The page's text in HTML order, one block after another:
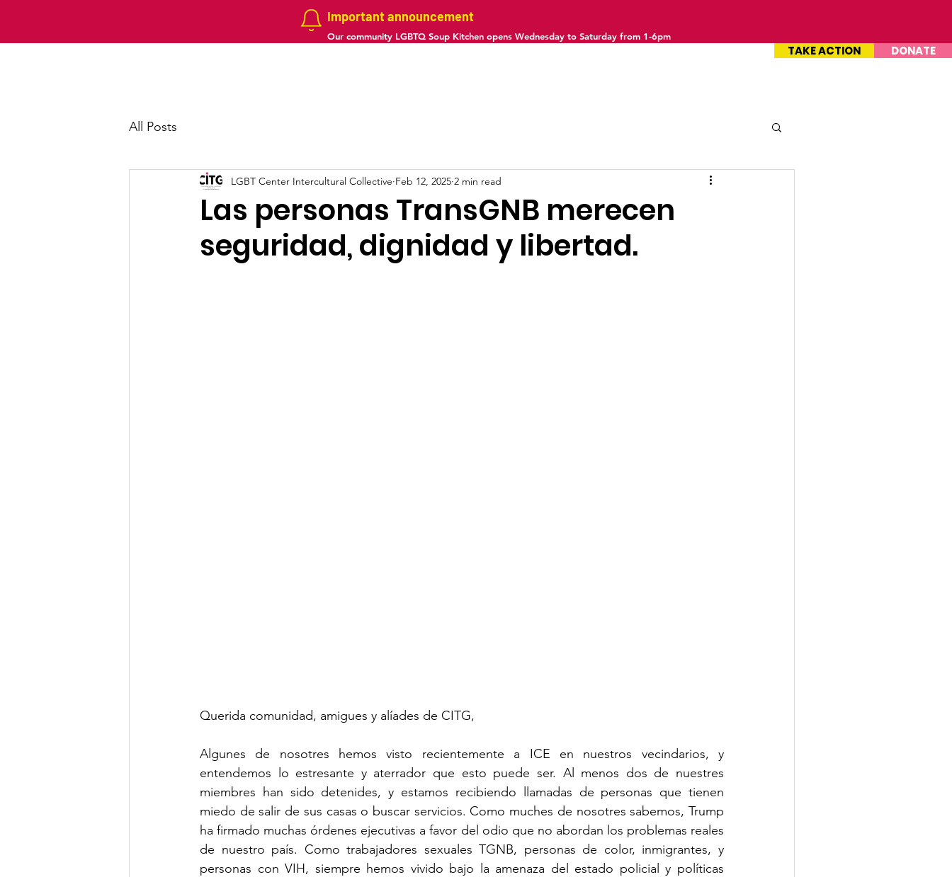
DONATE
TAKE ACTION
Important announcement
Our community LGBTQ Soup Kitchen opens Wednesday to Saturday from 1-6pm
All Posts
Las personas TransGNB merecen
seguridad, dignidad y libertad.
LGBT Center Intercultural Collective Feb 12, 2025 2 min read
Querida comunidad, amigues y alíades de CITG,
Algunes de nosotres hemos visto recientemente a ICE en nuestros vecindarios, y
entendemos lo estresante y aterrador que esto puede ser. Al menos dos de nuestres
miembres han sido detenides, y estamos recibiendo llamadas de personas que tienen
miedo de salir de sus casas o buscar servicios. Como muches de nosotres sabemos, Trump
ha firmado muchas órdenes ejecutivas a favor del odio que no abordan los problemas reales
de nuestro país. Como trabajadores sexuales TGNB, personas de color, inmigrantes, y
personas con VIH, siempre hemos vivido bajo la amenaza del estado policial y políticas